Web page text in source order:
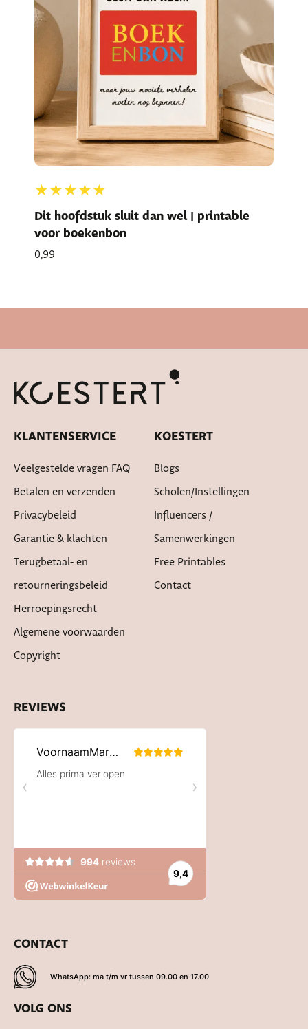
★★★★★
Dit hoofdstuk sluit dan wel | printable
voor boekenbon
0,99
KLANTENSERVICE
Veelgestelde vragen FAQ
Betalen en verzenden
Privacybeleid
Garantie & klachten
Terugbetaal- en
retourneringsbeleid
Herroepingsrecht
Algemene voorwaarden
Copyright
KOESTERT
Blogs
Scholen/instellingen
Influencers /
Samenwerkingen
Free Printables
Contact
REVIEWS
CONTACT
WhatsApp: ma t/m vr tussen 09.00 en 17.00
VOLG ONS